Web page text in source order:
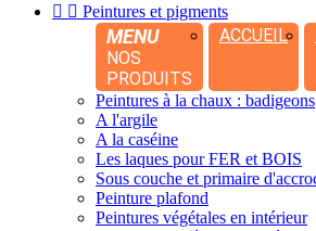
  Peintures et pigments
MENU
NOS
PRODUITS
ACCUEIL
Peintures à la chaux : badigeons
A l'argile
A la caséine
Les laques pour FER et BOIS
Sous couche et primaire
Peinture plafond
Peintures végétales en intérieur